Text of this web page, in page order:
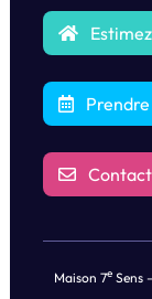
Maison 7e Sens